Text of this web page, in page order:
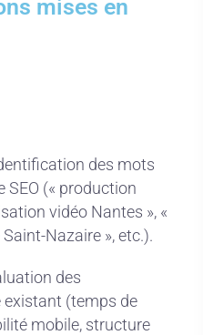
mises en
des mots
SEO (« production
vidéo Nantes », «
Nazaire », etc.).
des
(temps de
mobile, structure